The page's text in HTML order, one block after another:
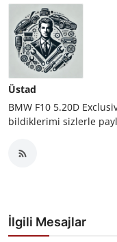
Üstad
BMW F10 5.20D
bildiklerimi sizlerle
İlgili Mesajlar